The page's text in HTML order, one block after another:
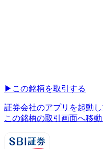
▶︎ この銘柄を取引する
証券会社のアプリを起動し
この銘柄の取引画面へ移